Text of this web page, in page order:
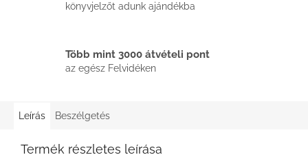
könyvjelzőt adunk ajándékba
Több mint 3000 átvételi pont
az egész Felvidéken
Leírás Beszélgetés
Termék részletes leírása